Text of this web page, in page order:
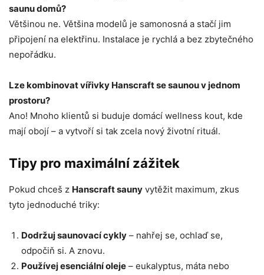
saunu domů?
Většinou ne. Většina modelů je samonosná a stačí jim
připojení na elektřinu. Instalace je rychlá a bez zbytečného
nepořádku.
Lze kombinovat vířivky Hanscraft se saunou v jednom
prostoru?
Ano! Mnoho klientů si buduje domácí wellness kout, kde
mají obojí – a vytvoří si tak zcela nový životní rituál.
Tipy pro maximální zážitek
Pokud chceš z Hanscraft sauny vytěžit maximum, zkus
tyto jednoduché triky:
Dodržuj saunovací cykly – nahřej se, ochlaď se,
odpočiň si. A znovu.
Používej esenciální oleje – eukalyptus, máta nebo